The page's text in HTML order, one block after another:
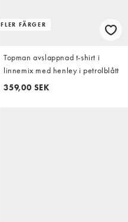
FLER FÄRGER
Topman avslappnad t-shirt i
linnemix med henley i petrolblått
359,00 SEK